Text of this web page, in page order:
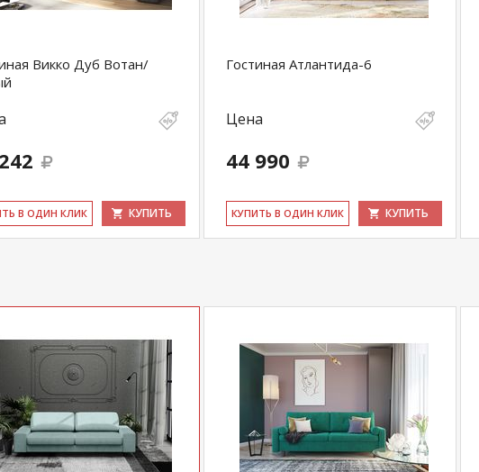
Викко Дуб Вотан/
В ОДИН КЛИК КУПИТЬ
Гостиная Атлантида-6
Цена
44 990
КУ­ПИТЬ В ОДИН КЛИК КУПИТЬ